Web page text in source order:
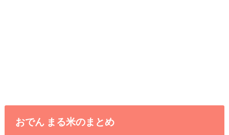
おでん まる米のまとめ